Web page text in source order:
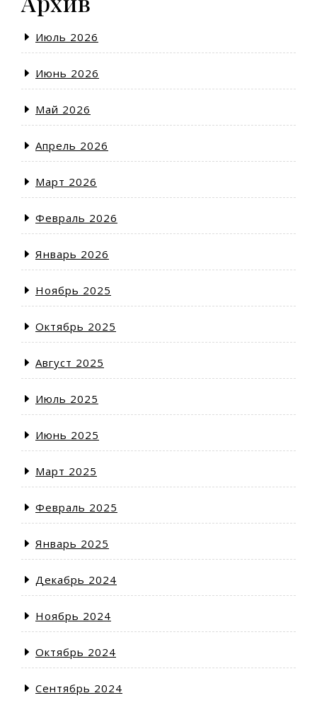
Июль 2026
Июнь 2026
Май 2026
Апрель 2026
Март 2026
Февраль 2026
Январь 2026
Ноябрь 2025
Октябрь 2025
Август 2025
Июль 2025
Июнь 2025
Март 2025
Февраль 2025
Январь 2025
Декабрь 2024
Ноябрь 2024
Октябрь 2024
Сентябрь 2024